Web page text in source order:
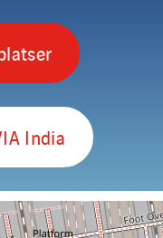
India